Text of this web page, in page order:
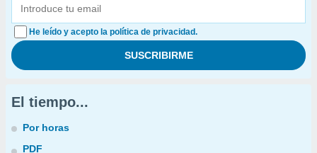
He leído y acepto la política de privacidad.
El tiempo...
Por horas
PDF